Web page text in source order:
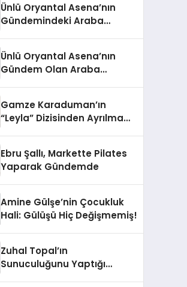
Ünlü Oryantal Asena’nın
Gündemindeki Araba
Ünlü Oryantal Asena’nın
Gündem Olan Araba
Gamze Karaduman’ın
“Leyla” Dizisinden Ayrılma
Ebru Şallı, Markette Pilates
Yaparak Gündemde
Amine Gülşe’nin Çocukluk
Hali: Gülüşü Hiç Değişmemiş!
Zuhal Topal’ın
Sunuculuğunu Yaptığı